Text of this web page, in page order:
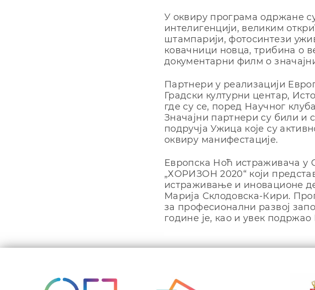
У оквиру програма одржане
интелигенцији, великим
штампарији, фотосинтези
ковачници новца, трибина о
документарни филм о
Партнери у реализацији
Градски културни центар,
где су се, поред Научног
Значајни партнери су били и
подручја Ужица које су
оквиру манифестације.
Европска Ноћ истраживача у
„ХОРИЗОН 2020“ који
истраживање и иновационе
Марија Склодовска-Кири.
за професионални развој
године је, као и увек
Кретање